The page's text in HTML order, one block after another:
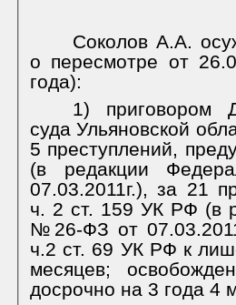
Соколов А.А.
о пересмотре от
года):
1) приговором
суда Ульяновской
5 преступлений,
(в редакции
07.03.2011г.), за 21
ч. 2 ст. 159 УК РФ (в
№26-ФЗ от
ч.2 ст. 69 УК РФ к
месяцев;
досрочно на 3 года 4